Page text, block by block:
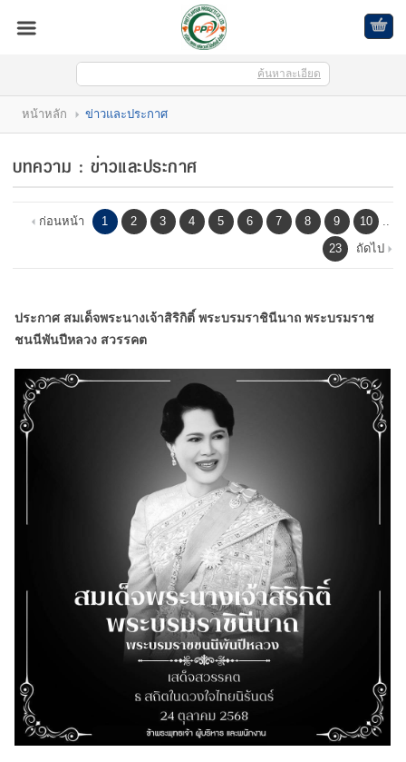
สินค้าที่สนใจ( 0 )
หน้าหลัก
สินค้า
แจ้งชำระเงิน
ค้นหาละเอียด
หน้าหลัก ข่าวและประกาศ
บทความ : ข่าวและประกาศ
ก่อนหน้า 1 2 3 4 5 6 7 8 9 10 ..
23
ถัดไป
ประกาศ สมเด็จพระนางเจ้าสิริกิติ์ พระบรมราชินีนาถ พระบรมราช
ชนนีพันปีหลวง สวรรคต